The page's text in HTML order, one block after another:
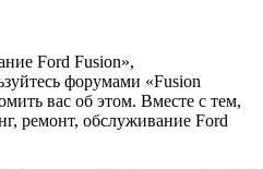
Ford Fusion»,
форумами «Fusion
вас об этом. Вместе с тем,
ремонт, обслуживание Ford